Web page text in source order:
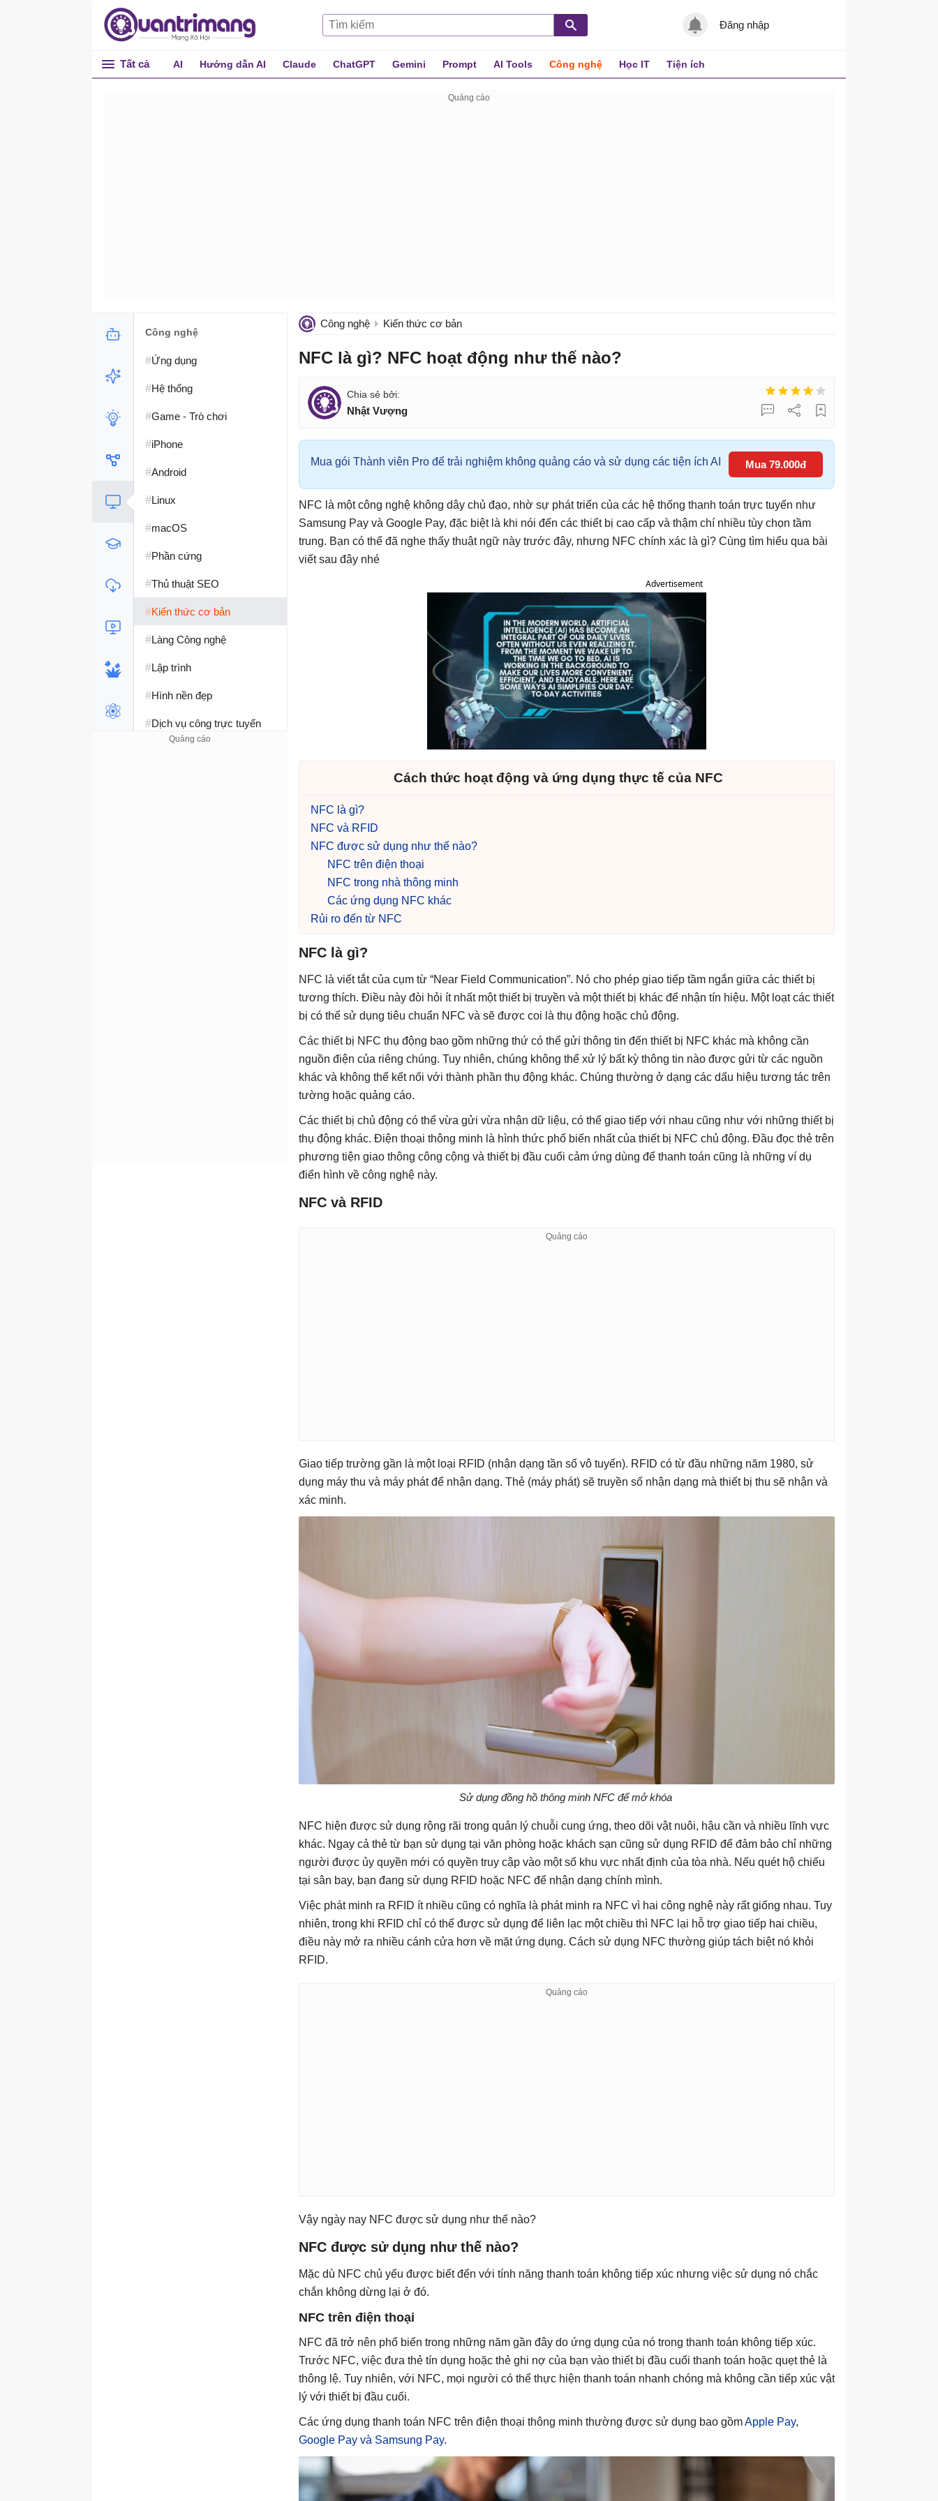
Đăng nhập
Tất cả AI Hướng dẫn AI Claude ChatGPT Gemini Prompt AI Tools Công nghệ Học IT Tiện ích
Công nghệ Kiến thức cơ bản
NFC là gì? NFC hoạt động như thế nào?
Nhật Vượng
Mua gói Thành viên Pro để trải nghiệm không quảng cáo và sử dụng các tiện ích AI Mua 79.000đ
NFC là một công nghệ không dây chủ đạo, nhờ sự phát triển của các hệ thống thanh toán trực tuyến như
Samsung Pay và Google Pay, đặc biệt là khi nói đến các thiết bị cao cấp và thậm chí nhiều tùy chọn tầm
trung. Bạn có thể đã nghe thấy thuật ngữ này trước đây, nhưng NFC chính xác là gì? Cùng tìm hiểu qua bài
viết sau đây nhé
Advertisement
Cách thức hoạt động và ứng dụng thực tế của NFC
NFC là gì?
NFC và RFID
NFC được sử dụng như thế nào?
NFC trên điện thoại
NFC trong nhà thông minh
Các ứng dụng NFC khác
Rủi ro đến từ NFC
NFC là gì?
NFC là viết tắt của cụm từ “Near Field Communication”. Nó cho phép giao tiếp tầm ngắn giữa các thiết bị
tương thích. Điều này đòi hỏi ít nhất một thiết bị truyền và một thiết bị khác để nhận tín hiệu. Một loạt các thiết
bị có thể sử dụng tiêu chuẩn NFC và sẽ được coi là thụ động hoặc chủ động.
Các thiết bị NFC thụ động bao gồm những thứ có thể gửi thông tin đến thiết bị NFC khác mà không cần
nguồn điện của riêng chúng. Tuy nhiên, chúng không thể xử lý bất kỳ thông tin nào được gửi từ các nguồn
khác và không thể kết nối với thành phần thụ động khác. Chúng thường ở dạng các dấu hiệu tương tác trên
tường hoặc quảng cáo.
Các thiết bị chủ động có thể vừa gửi vừa nhận dữ liệu, có thể giao tiếp với nhau cũng như với những thiết bị
thụ động khác. Điện thoại thông minh là hình thức phổ biến nhất của thiết bị NFC chủ động. Đầu đọc thẻ trên
phương tiện giao thông công cộng và thiết bị đầu cuối cảm ứng dùng để thanh toán cũng là những ví dụ
điển hình về công nghệ này.
NFC và RFID
Giao tiếp trường gần là một loại RFID (nhận dạng tần số vô tuyến). RFID có từ đầu những năm 1980, sử
dụng máy thu và máy phát để nhận dạng. Thẻ (máy phát) sẽ truyền số nhận dạng mà thiết bị thu sẽ nhận và
xác minh.
Sử dụng đồng hồ thông minh NFC để mở khóa
NFC hiện được sử dụng rộng rãi trong quản lý chuỗi cung ứng, theo dõi vật nuôi, hậu cần và nhiều lĩnh vực
khác. Ngay cả thẻ từ bạn sử dụng tại văn phòng hoặc khách sạn cũng sử dụng RFID để đảm bảo chỉ những
người được ủy quyền mới có quyền truy cập vào một số khu vực nhất định của tòa nhà. Nếu quét hộ chiếu
tại sân bay, bạn đang sử dụng RFID hoặc NFC để nhận dạng chính mình.
Việc phát minh ra RFID ít nhiều cũng có nghĩa là phát minh ra NFC vì hai công nghệ này rất giống nhau. Tuy
nhiên, trong khi RFID chỉ có thể được sử dụng để liên lạc một chiều thì NFC lại hỗ trợ giao tiếp hai chiều,
điều này mở ra nhiều cánh cửa hơn về mặt ứng dụng. Cách sử dụng NFC thường giúp tách biệt nó khỏi
RFID.
Vậy ngày nay NFC được sử dụng như thế nào?
NFC được sử dụng như thế nào?
Mặc dù NFC chủ yếu được biết đến với tính năng thanh toán không tiếp xúc nhưng việc sử dụng nó chắc
chắn không dừng lại ở đó.
NFC trên điện thoại
NFC đã trở nên phổ biến trong những năm gần đây do ứng dụng của nó trong thanh toán không tiếp xúc.
Trước NFC, việc đưa thẻ tín dụng hoặc thẻ ghi nợ của bạn vào thiết bị đầu cuối thanh toán hoặc quẹt thẻ là
thông lệ. Tuy nhiên, với NFC, mọi người có thể thực hiện thanh toán nhanh chóng mà không cần tiếp xúc vật
lý với thiết bị đầu cuối.
Các ứng dụng thanh toán NFC trên điện thoại thông minh thường được sử dụng bao gồmApple Pay,
Google Pay và Samsung Pay.
Công nghệ
#Ứng dụng
#Hệ thống
#Game - Trò chơi
#iPhone
#Android
#Linux
#macOS
#Phần cứng
#Thủ thuật SEO
#Kiến thức cơ bản
#Làng Công nghệ
#Lập trình
#Hình nền đẹp
#Dịch vụ công trực tuyến